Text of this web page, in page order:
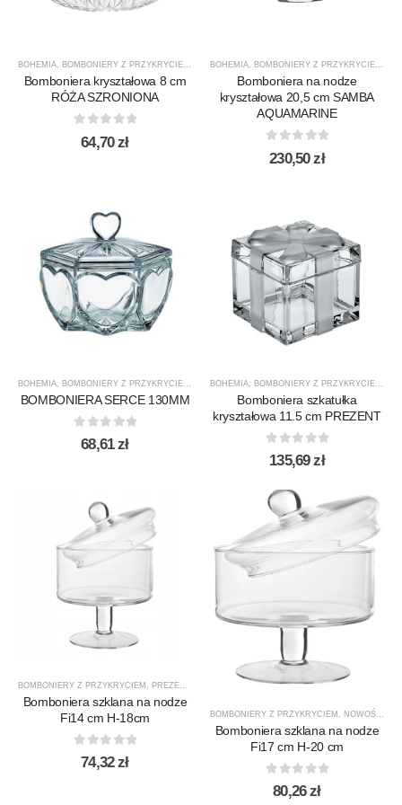
BOHEMIA, BOMBONIERY Z PRZYKRYCIEM PREZENTY ,PRODUCENCI,PRODUKTY,RÓŻA
Bomboniera kryształowa 8 cm
RÓŻA SZRONIONA
out of 5
64,70zł
BOHEMIA, BOMBONIERY Z PRZYKRYCIEM
Bomboniera na nodze
kryształowa 20,5 cm SAMBA
AQUAMARINE
0out of 5
230,50zł
BOHEMIA BOMBONIERY Z PRZYKRYCIEM DLA NIEJ,INNE,NOWOŚCI, PREZENTY,
BOMBONIERA SERCE 130MM
out of 5
68,61zł
BOHEMIA BOMBONIERY Z PRZYKRYCIEM
Bomboniera szkatułka
kryształowa 11.5 cm PREZENT
0out of 5
135,69zł
BOMBONIERY Z PRZYKRYCIEM , PREZENTY ,PRODUKTY,SALATERY
Bomboniera szklana na nodze
Fi14 cm H-18cm
out of 5
74,32zł
BOMBONIERY Z PRZYKRYCIEM NOWOŚCI
Bomboniera szklana na nodze
Fi17 cm H-20 cm
out of 5
80,26zł